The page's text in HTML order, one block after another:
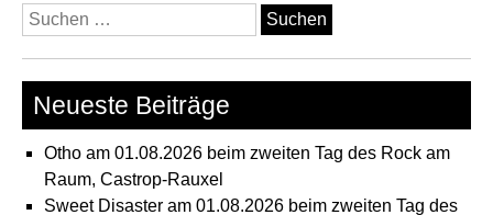
Suchen
nach:
Neueste Beiträge
Otho am 01.08.2026 beim zweiten Tag des Rock am
Raum, Castrop-Rauxel
Sweet Disaster am 01.08.2026 beim zweiten Tag des